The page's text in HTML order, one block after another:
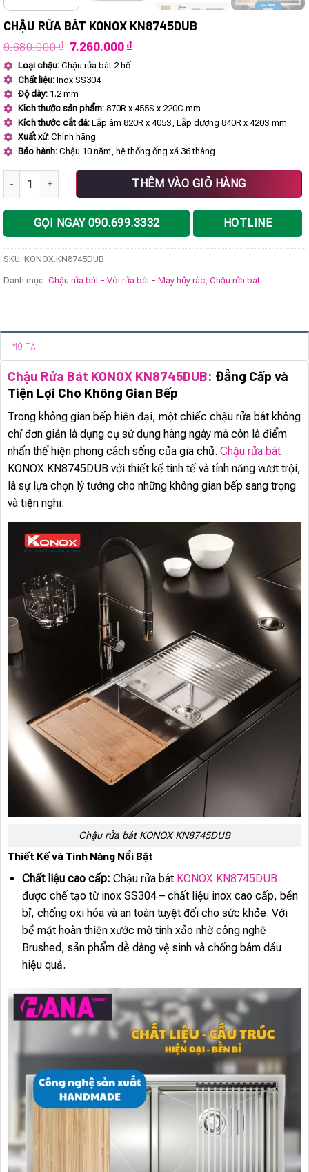
CHẬU RỬA BÁT KONOX KN8745DUB
9.680.000₫ Giá
gốc
là:
9.680.000 ₫.
7.260.000₫Giá
Loại chậu: Chậu rửa bát 2 hố
Chất liệu: Inox SS304
Độ dày: 1.2 mm
Kích thước sản phẩm: 870R x 455S x 220C mm
Kích thước cắt đá: Lắp âm 820R x 405S, Lắp dương 840R x 420S mm
Xuất xứ: Chính hãng
Bảo hành: Chậu 10 năm, hệ thống ống xả 36 tháng
Chậu rửa bát KONOX KN8745DUB số lượngTHÊM VÀO GIỎ HÀNG
GỌI NGAY 090.699.3332 HOTLINE
SKU: KONOX.KN8745DUB
Danh mục: Chậu rửa bát - Vòi rửa bát - Máy hủy rác Chậu rửa bát
MÔ TẢ
Chậu Rửa Bát KONOX KN8745DUB: Đẳng Cấp và
Tiện Lợi Cho Không Gian Bếp
Trong không gian bếp hiện đại, một chiếc chậu rửa bát không
chỉ đơn giản là dụng cụ sử dụng hàng ngày mà còn là điểm
nhấn thể hiện phong cách sống của gia chủ. Chậu rửa bát
KONOX KN8745DUB với thiết kế tinh tế và tính năng vượt trội,
là sự lựa chọn lý tưởng cho những không gian bếp sang trọng
và tiện nghi.
Chậu rửa bát KONOX KN8745DUB
Thiết Kế và Tính Năng Nổi Bật
Chất liệu cao cấp: Chậu rửa bát KONOX KN8745DUB
được chế tạo từ inox SS304 – chất liệu inox cao cấp, bền
bỉ, chống oxi hóa và an toàn tuyệt đối cho sức khỏe. Với
bề mặt hoàn thiện xước mờ tinh xảo nhờ công nghệ
Brushed, sản phẩm dễ dàng vệ sinh và chống bám dầu
hiệu quả.